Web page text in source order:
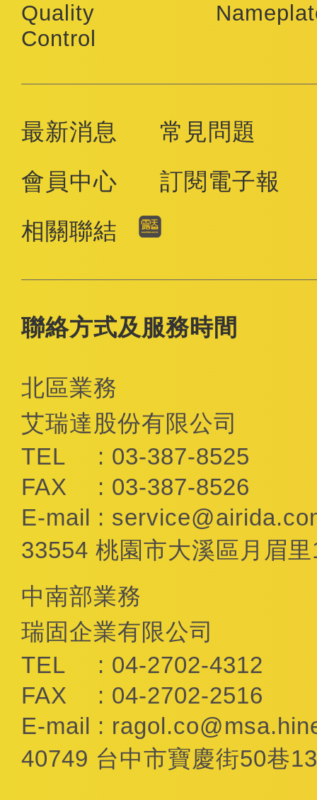
Quality
Control
最新消息
常見問題
會員中心
訂閱電子報
相關聯結
聯絡方式及服務時間
北區業務
艾瑞達股份有限公司
TEL
: 03-387-8525
FAX
: 03-387-8526
E-mail :
33554 桃園市大溪區月眉
中南部業務
瑞固企業有限公司
TEL
: 04-2702-4312
FAX
: 04-2702-2516
E-mail :
40749 台中市寶慶街50巷